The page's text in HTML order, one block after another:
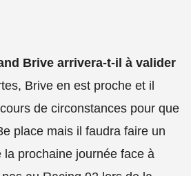
Brive arrivera-t-il à valider
Brive en est proche et il
de circonstances pour que
place mais il faudra faire un
prochaine journée face à